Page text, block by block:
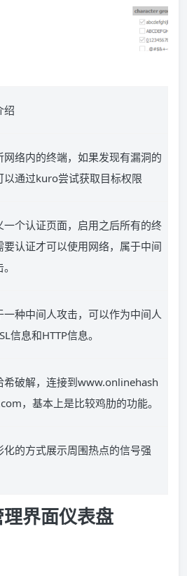
绍
网络内的终端，如果发现有漏洞的
以通过kuro尝试获取目标权限
一个认证页面，启用之后所有的终
要认证才可以使用网络，属于中间
一种中间人攻击，可以作为中间人
信息和HTTP信息。
希破解，连接到www.onlinehash
，基本上是比较鸡肋的功能。
化的方式展示周围热点的信号强
界面仪表盘